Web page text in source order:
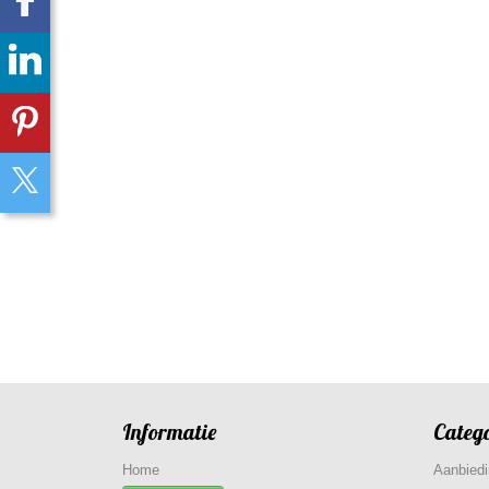
Informatie
Home